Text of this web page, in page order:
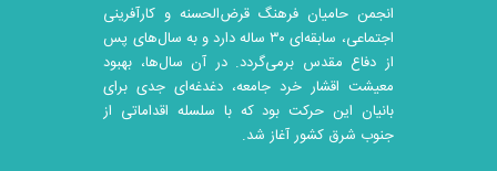
انجمن حامیان فرهنگ قرض‌الحسنه و کارآفرینی
اجتماعی، سابقه‌ای ۳۰ ساله دارد و به سال‌های پس
از دفاع مقدس برمی‌گردد. در آن سال‎‌ها، بهبود
معیشت اقشار خرد جامعه، دغدغه‌ای جدی برای
بانیان این حرکت بود که با سلسله اقداماتی از
جنوب شرق کشور آغاز شد.